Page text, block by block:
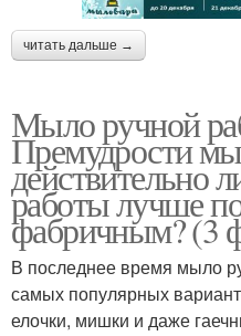
читать дальше →
Мыло ручной
Премудрости
действительно
работы лучше
фабричным? (3
В последнее время мыло
самых популярных
елочки, мишки и даже